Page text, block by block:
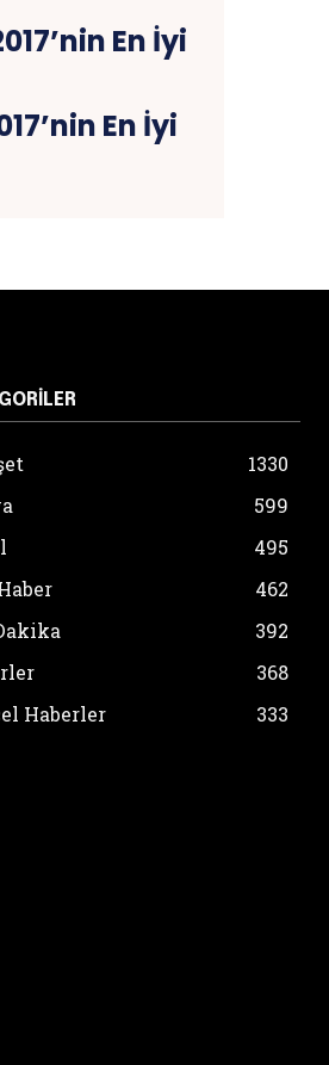
En İyi
1330
599
495
462
392
368
Haberler
333